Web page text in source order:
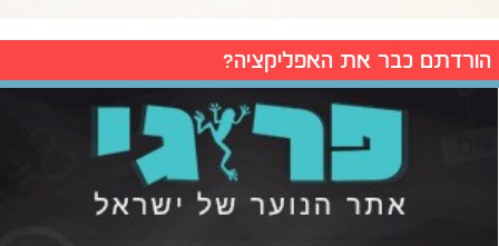
הורדתם כבר את האפליקציה?